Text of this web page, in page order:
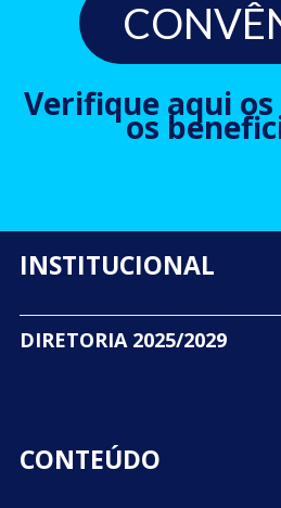
Verifique aqui
os
INSTITUCIONAL
DIRETORIA 2025/2029
CONTEÚDO